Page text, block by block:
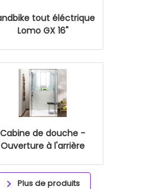
tout éléctrique
Lomo GX 16"
Cabine de douche -
Ouverture à l'arrière
Plus de produits